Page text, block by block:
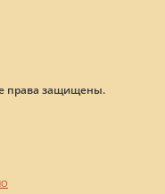
права защищены.